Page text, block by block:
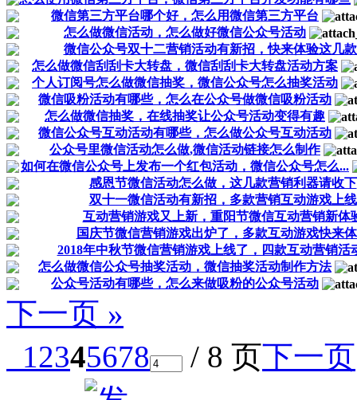
微信第三方平台哪个好，怎么用微信第三方平台
怎么做微信活动，怎么做好微信公众号活动
微信公众号双十二营销活动有新招，快来体验这几
怎么做微信刮刮卡大转盘，微信刮刮卡大转盘活动方案
个人订阅号怎么做微信抽奖，微信公众号怎么抽奖活动
微信吸粉活动有哪些，怎么在公众号做微信吸粉活动
怎么做微信抽奖，在线抽奖让公众号活动变得有趣
微信公众号互动活动有哪些，怎么做公众号互动活动
公众号里微信活动怎么做,微信活动链接怎么制作
如何在微信公众号上发布一个红包活动，微信公众号怎么...
感恩节微信活动怎么做，这几款营销利器请收下
双十一微信活动有新招，多款营销互动游戏上线
互动营销游戏又上新，重阳节微信互动营销新体
国庆节微信营销游戏出炉了，多款互动游戏快来
2018年中秋节微信营销游戏上线了，四款互动营销活
怎么做微信公众号抽奖活动，微信抽奖活动制作方法
公众号活动有哪些，怎么来做吸粉的公众号活动
下一页 »
12345678 / 8 页下一页